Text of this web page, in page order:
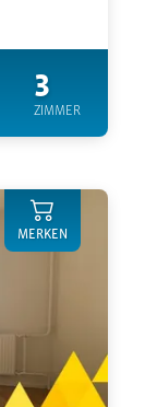
3
ZIMMER
MERKEN